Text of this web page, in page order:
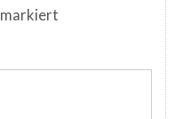
markiert